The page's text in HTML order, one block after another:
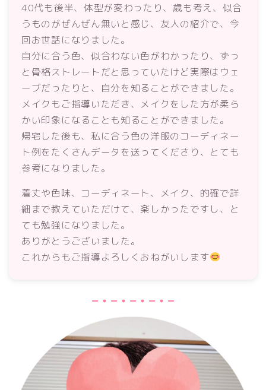
40代も後半、体型が変わったり、歳も考え、似合
うものがぜんぜん無いと感じ、友人の紹介で、今
回お世話になりました。
自分に合う色、似合わない色がわかったり、ずっ
と骨格ストレートだと思っていたけど実際はウェ
ーブだったりと、自分を知ることができました。
メイクもご指導いただき、メイクをした方が柔ら
かい印象になることも知ることができました。
帰宅した後も、私に合う色の洋服のコーディネー
ト例をたくさんデータを送ってくださり、とても
参考になりました。
着丈や色味、コーディネート、メイク、的確で詳
細まで教えていただけて、楽しかったですし、と
ても勉強になりました。
ありがとうございました。
これからもご指導よろしくおねがいします